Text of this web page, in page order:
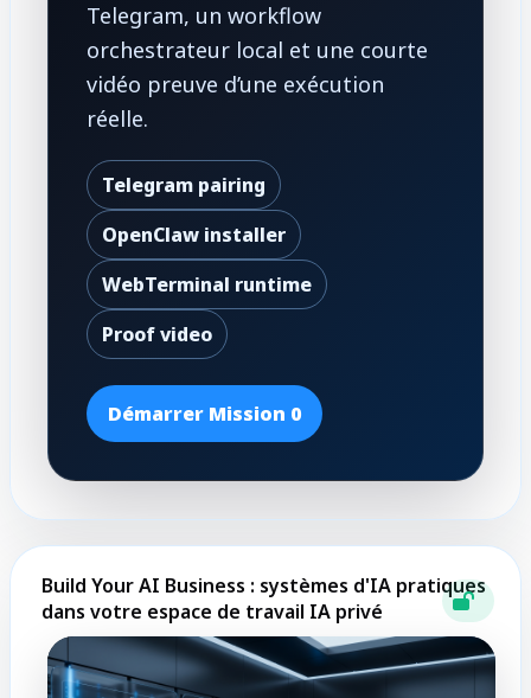
Telegram, un workflow
orchestrateur local et une courte
vidéo preuve d’une exécution
réelle.
Telegram pairing
OpenClaw installer
WebTerminal runtime
Proof video
Démarrer Mission 0
Build Your AI Business : systèmes d'IA pratiques
dans votre espace de travail IA privé